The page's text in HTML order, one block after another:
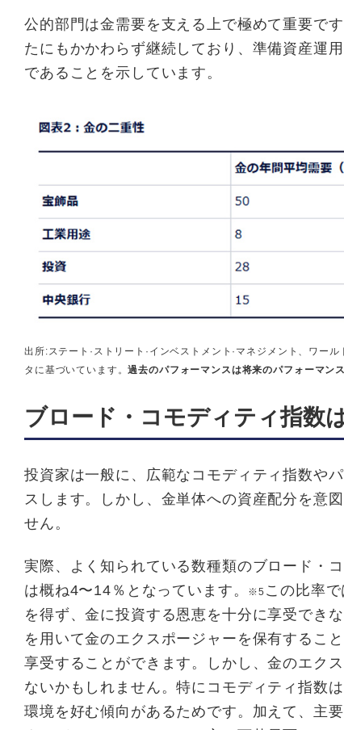
公的部門は金需要を支える上で極めて重要で
たにもかかわらず継続しており、準備資産運
であることを示しています。
出所:ステート·ストリート·インベストメント·マネジメント、ワ
タに基づいています。過去のパフォーマンスは将来のパフォーマン
ブロード・コモディティ指数
投資家は⼀般に、広範なコモディティ指数や
スします。しかし、⾦単体への資産配分を意
せん。
実際、よく知られている数種類のブロード・
は概ね4〜14％となっています。
※5 この⽐率
を得ず、⾦に投資する恩恵を⼗分に享受でき
を⽤いて⾦のエクスポージャーを保有するこ
享受することができます。しかし、⾦のエク
ないかもしれません。特にコモディティ指数
環境を好む傾向があるためです。加えて、主